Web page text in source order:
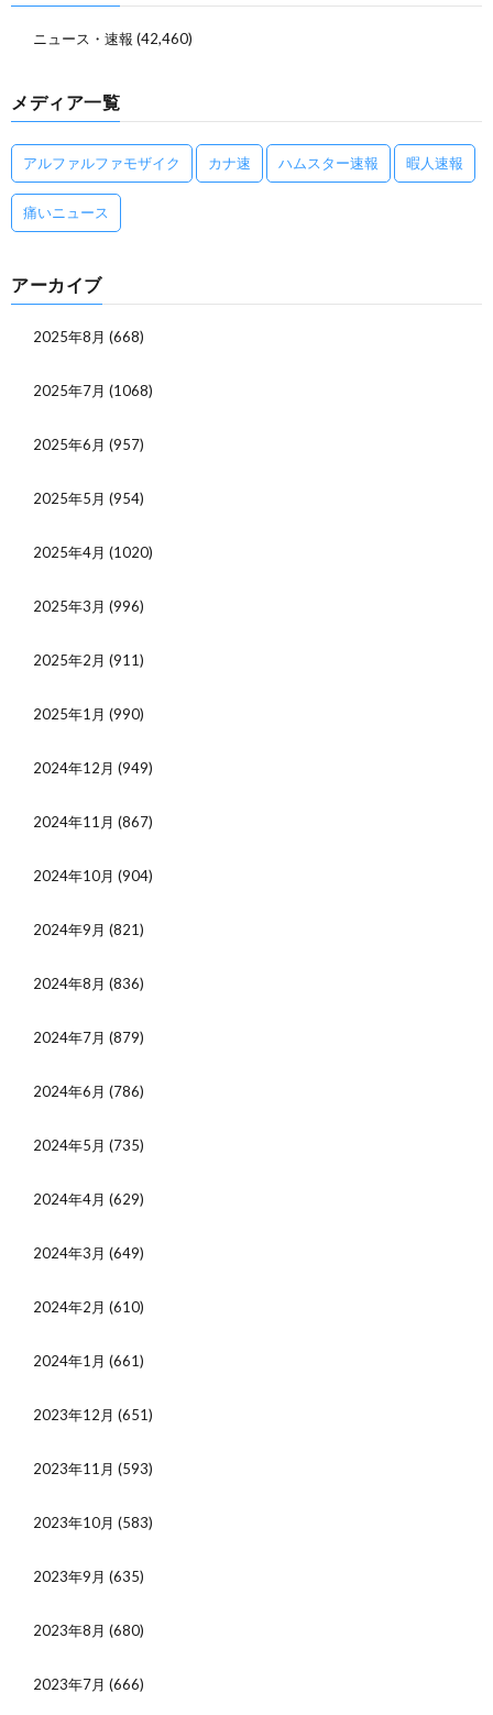
ニュース・速報 (42,460)
メディア一覧
アルファルファモザイク カナ速 ハムスター速報 暇人速報
痛いニュース
アーカイブ
2025年8月 (668)
2025年7月 (1068)
2025年6月 (957)
2025年5月 (954)
2025年4月 (1020)
2025年3月 (996)
2025年2月 (911)
2025年1月 (990)
2024年12月 (949)
2024年11月 (867)
2024年10月 (904)
2024年9月 (821)
2024年8月 (836)
2024年7月 (879)
2024年6月 (786)
2024年5月 (735)
2024年4月 (629)
2024年3月 (649)
2024年2月 (610)
2024年1月 (661)
2023年12月 (651)
2023年11月 (593)
2023年10月 (583)
2023年9月 (635)
2023年8月 (680)
2023年7月 (666)